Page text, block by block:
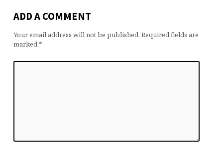
ADD A COMMENT
Your email address will not be published. Required fields are
marked *